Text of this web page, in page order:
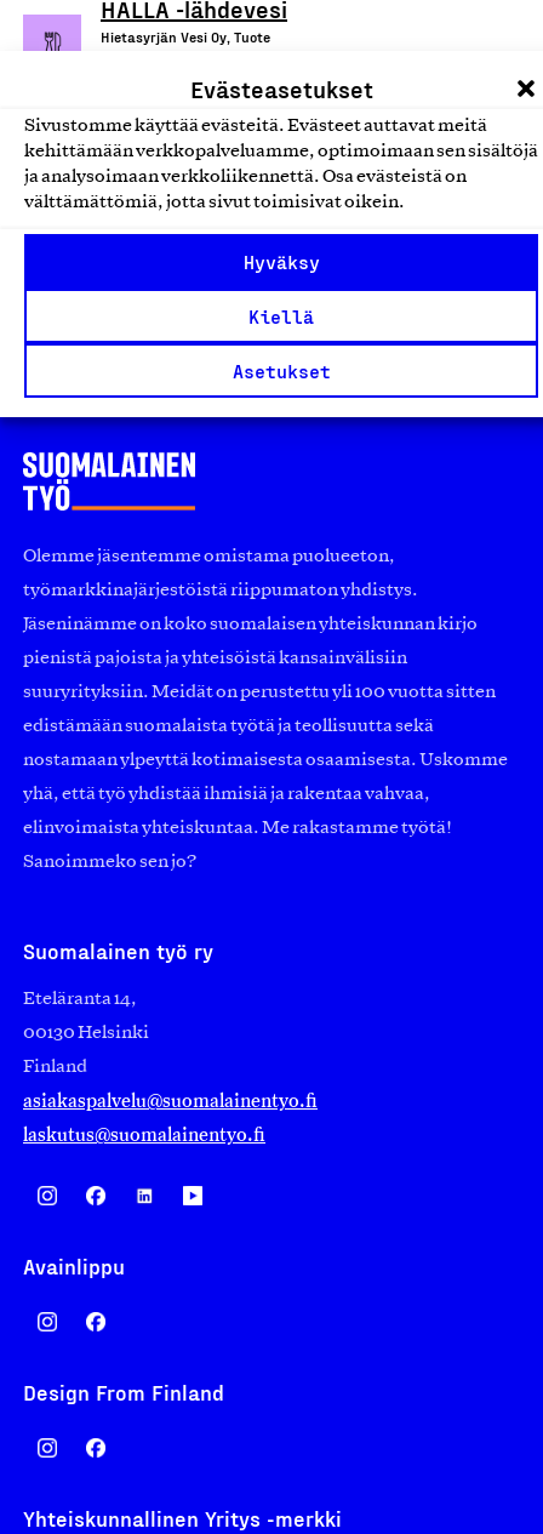
Evästeasetukset
Sivustomme käyttää evästeitä. Evästeet auttavat meitä
kehittämään verkkopalveluamme, optimoimaan sen sisältöjä
ja analysoimaan verkkoliikennettä. Osa evästeistä on
välttämättömiä, jotta sivut toimisivat oikein.
Hyväksy
Kiellä
Asetukset
HALLA -lähdevesi
Hietasyrjän Vesi Oy, Tuote
Suomessa valmistetut
marjasurvokset, -mehut sekä
omenasipsit
Juomat
Olemme jäsentemme omistama puolueeton,
työmarkkinajärjestöistä riippumaton yhdistys.
Jäseninämme on koko suomalaisen yhteiskunnan kirjo
pienistä pajoista ja yhteisöistä kansainvälisiin
suuryrityksiin. Meidät on perustettu yli 100 vuotta sitten
edistämään suomalaista työtä ja teollisuutta sekä
nostamaan ylpeyttä kotimaisesta osaamisesta. Uskomme
yhä, että työ yhdistää ihmisiä ja rakentaa vahvaa,
elinvoimaista yhteiskuntaa. Me rakastamme työtä!
Sanoimmeko sen jo?
Suomalainen työ ry
Eteläranta 14,
00130 Helsinki
Finland
asiakaspalvelu@suomalainentyo.fi
laskutus@suomalainentyo.fi
Avainlippu
Design From Finland
Yhteiskunnallinen Yritys -merkki